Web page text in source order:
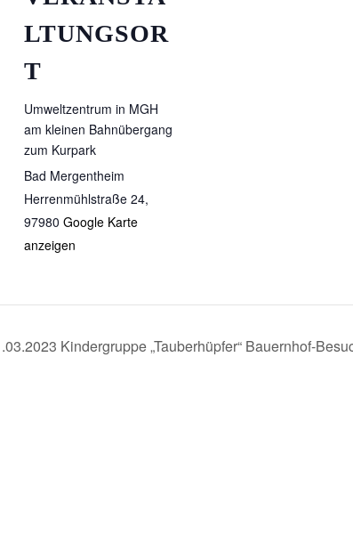
LTUNGSOR
T
Umweltzentrum in MGH
am kleinen Bahnübergang
zum Kurpark
Bad Mergentheim
Herrenmühlstraße 24,
97980 Google Karte
anzeigen
Kindergruppe „Tauberhüpfer“ Bauernhof-